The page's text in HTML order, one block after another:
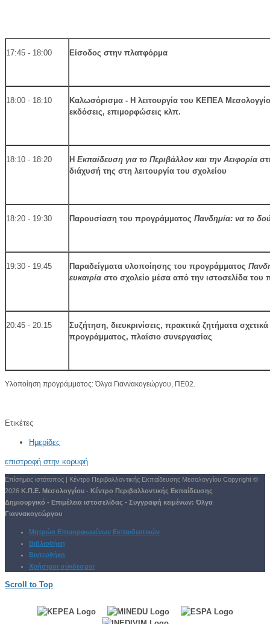
17:45 - 18:00 Είσοδος στην πλατφόρμα
18:00 - 18:10
Καλωσόρισμα - Η λειτουργία του ΚΕΠΕΑ
εκδόσεις, επιμορφώσεις κλπ.
18:10 - 18:20 Η Εκπαίδευση για το Περιβάλλον και την Αειφορία
διάχυσή της στη λειτουργία του σχολείου
18:20 - 19:30 Παρουσίαση του προγράμματος Πανδημία: να το
19:30 - 19:45 Παραδείγματα υλοποίησης του προγράμματος
ευκαιρίαστο σχολείο μέσα από την ιστοσελίδα του
20:45 - 20:15
Συζήτηση, διευκρινίσεις, πρακτικά ζητήματα
προγράμματος, πλαίσιο συνεργασίας
Υλοποίηση προγράμματος: Όλγα Γιαννακογεώργου, ΠΕ02.
Ετικέτες
Ημερίδες
επιστροφή στην κορυφή
Επίσημος ιστότοπος | Κέντρο Περιβαλλοντικής Εκπαίδευσης Μεσολογγίου Copyright ©
2026 Κ.Π.Ε. Μεσολογγίου - Κέντρο Περιβαλλοντικής Εκπαίδευσης
Δημιουργικό - Επιμέλεια ιστοσελίδας - Συγγραφή κειμένων: Όλγα
Γιαννακογεώργου
Μητρώο Επιμορφωμένων Εκπαιδευτικών
Βιβλιοθήκη
Βιντεοθήκη
Χρήσιμοι σύνδεσμοι
Scroll to Top